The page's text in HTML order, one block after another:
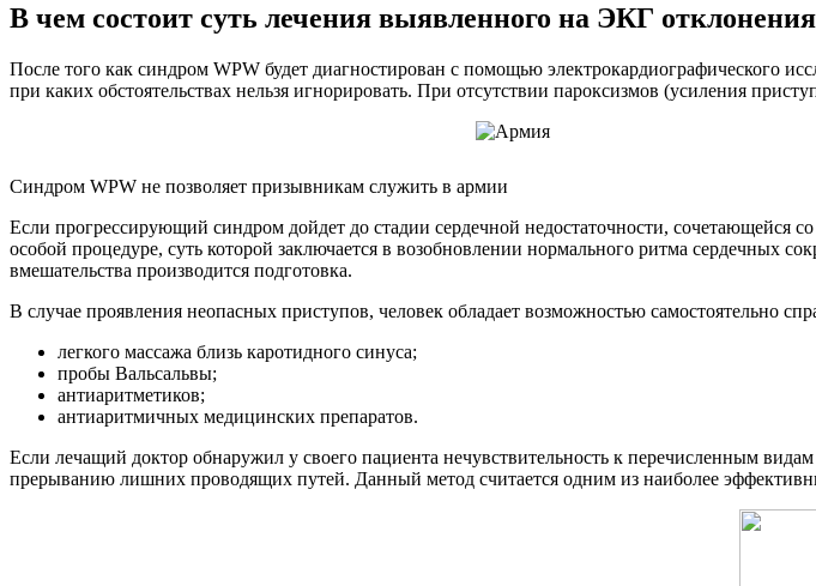
В чем состоит суть лечения выявленного на ЭКГ
После того как синдром WPW будет диагностирован с помощью электрокардиографического
при каких обстоятельствах нельзя игнорировать. При отсутствии пароксизмов (усиления
Синдром WPW не позволяет призывникам служить в армии
Если прогрессирующий синдром дойдет до стадии сердечной недостаточности, сочетающейся
особой процедуре, суть которой заключается в возобновлении нормального ритма сердечных
вмешательства производится подготовка.
В случае проявления неопасных приступов, человек обладает возможностью самостоятельно
легкого массажа близь каротидного синуса;
пробы Вальсальвы;
антиаритметиков;
антиаритмичных медицинских препаратов.
Если лечащий доктор обнаружил у своего пациента нечувствительность к перечисленным
прерыванию лишних проводящих путей. Данный метод считается одним из наиболее